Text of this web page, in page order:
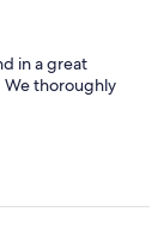
day to the
a 15 minute
space. I hope
stay here
Maikel. 🤗😘❤️
in a great
We thoroughly